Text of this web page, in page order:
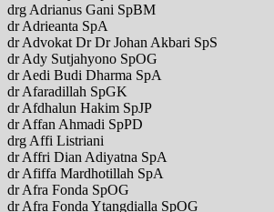
drg Adrianus Gani SpBM
dr Adrieanta SpA
dr Advokat Dr Dr Johan Akbari SpS
dr Ady Sutjahyono SpOG
dr Aedi Budi Dharma SpA
dr Afaradillah SpGK
dr Afdhalun Hakim SpJP
dr Affan Ahmadi SpPD
drg Affi Listriani
dr Affri Dian Adiyatna SpA
dr Afiffa Mardhotillah SpA
dr Afra Fonda SpOG
dr Afra Fonda Ytangdialla SpOG